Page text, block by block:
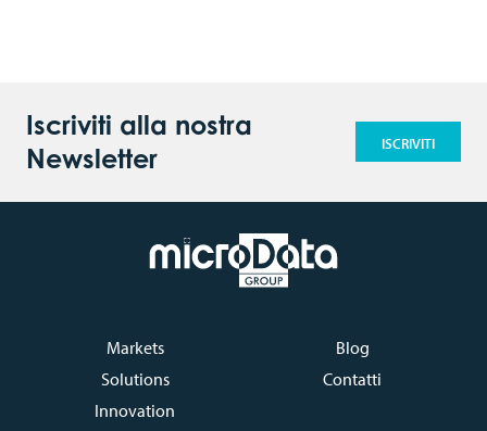
Iscriviti alla nostra
Newsletter
ISCRIVITI
Markets
Solutions
Innovation
Blog
Contatti